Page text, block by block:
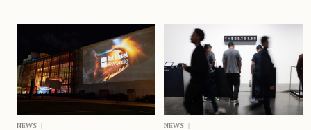
NEWS
NEWS